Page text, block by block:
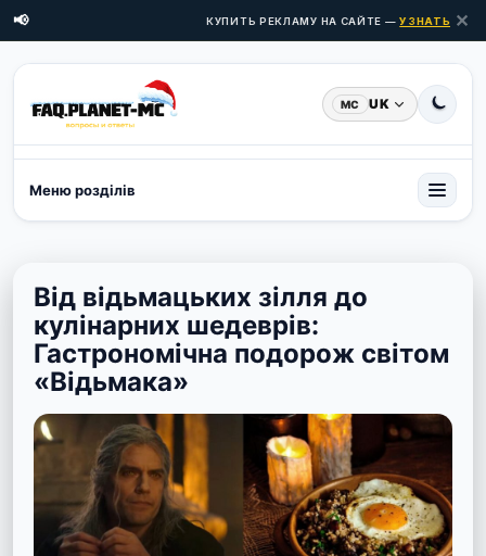
📢 КУПИТЬ РЕКЛАМУ НА САЙТЕ — УЗНАТЬ ЦЕНЫ
✕
MC UK
Меню розділів
Від відьмацьких зілля до
кулінарних шедеврів:
Гастрономічна подорож світом
«Відьмака»